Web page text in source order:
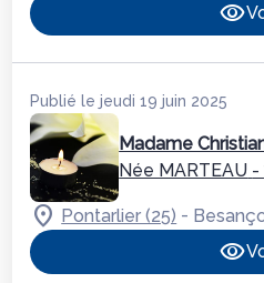
Publié le jeudi 19 juin 2025
Madame
Née MARTEAU -
Pontarlier (25) -